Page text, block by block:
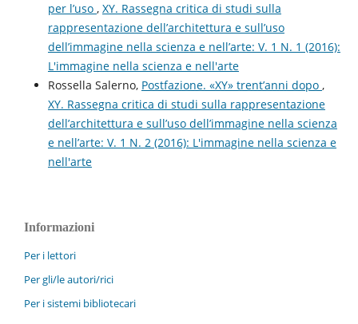
per l’uso , XY. Rassegna critica di studi sulla
rappresentazione dell’architettura e sull’uso
dell’immagine nella scienza e nell’arte: V. 1 N. 1 (2016):
L'immagine nella scienza e nell'arte
Rossella Salerno, Postfazione. «XY» trent’anni dopo ,
XY. Rassegna critica di studi sulla rappresentazione
dell’architettura e sull’uso dell’immagine nella scienza
e nell’arte: V. 1 N. 2 (2016): L'immagine nella scienza e
nell'arte
Informazioni
Per i lettori
Per gli/le autori/rici
Per i sistemi bibliotecari